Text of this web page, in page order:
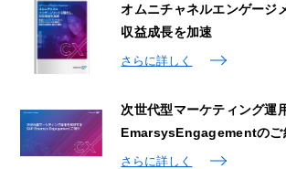
オムニチャネルエンゲージ
収益成長を加速
さらに詳しく
次世代型マーケティング運
EmarsysEngagementのご
さらに詳しく